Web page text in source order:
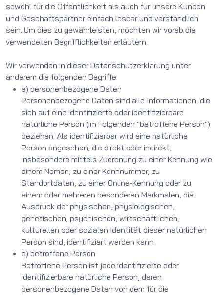
sowohl für die Öffentlichkeit als auch für unsere Kunden
und Geschäftspartner einfach lesbar und verständlich
sein. Um dies zu gewährleisten, möchten wir vorab die
verwendeten Begrifflichkeiten erläutern.
Wir verwenden in dieser Datenschutzerklärung unter
anderem die folgenden Begriffe:
a) personenbezogene Daten
Personenbezogene Daten sind alle Informationen, die
sich auf eine identifizierte oder identifizierbare
natürliche Person (im Folgenden "betroffene Person")
beziehen. Als identifizierbar wird eine natürliche
Person angesehen, die direkt oder indirekt,
insbesondere mittels Zuordnung zu einer Kennung wie
einem Namen, zu einer Kennnummer, zu
Standortdaten, zu einer Online-Kennung oder zu
einem oder mehreren besonderen Merkmalen, die
Ausdruck der physischen, physiologischen,
genetischen, psychischen, wirtschaftlichen,
kulturellen oder sozialen Identität dieser natürlichen
Person sind, identifiziert werden kann.
b) betroffene Person
Betroffene Person ist jede identifizierte oder
identifizierbare natürliche Person, deren
personenbezogene Daten von dem für die